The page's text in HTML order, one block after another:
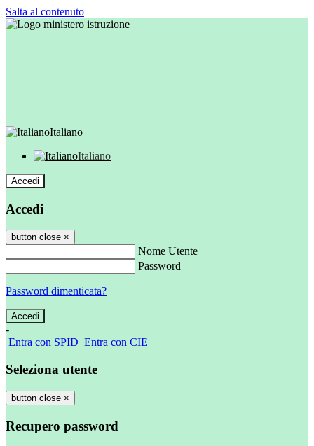
Salta al contenuto
Italiano
Italiano
Accedi
Accedi
button close ×
Nome Utente
Password
Password dimenticata?
-
Entra con SPID Entra con CIE
Seleziona utente
button close ×
Recupero password